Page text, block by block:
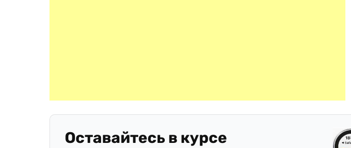
Оставайтесь в курсе